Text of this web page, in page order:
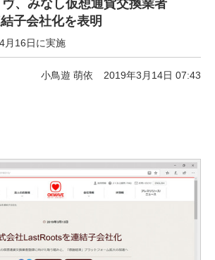
、みなし仮想通貨交換業者
子会社化を表明
月16日に実施
小鳥遊 萌依 2019年3月14日 07:43